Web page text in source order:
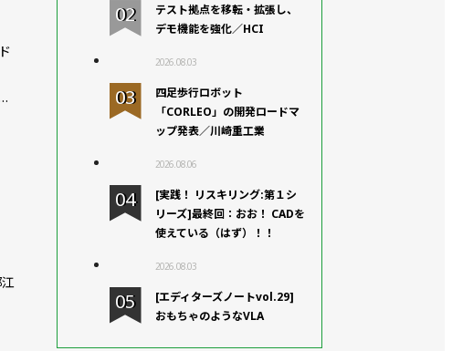
テスト拠点を移転・拡張し、
デモ機能を強化／HCI
2026.08.03
四足歩行ロボット
「CORLEO」の開発ロードマ
ップ発表／川崎重工業
2026.08.06
[実践！ リスキリング:第１シ
リーズ]最終回：おお！ CADを
使えている（はず）！！
2026.08.03
[エディターズノートvol.29]
おもちゃのようなVLA